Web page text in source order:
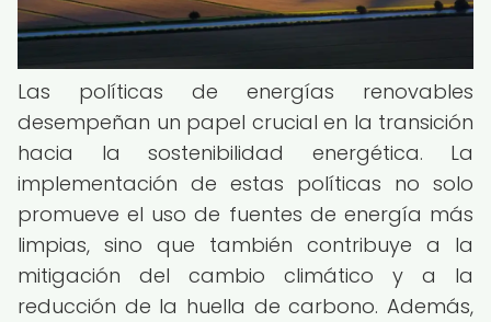
Las políticas de energías renovables
desempeñan un papel crucial en la transición
hacia la sostenibilidad energética. La
implementación de estas políticas no solo
promueve el uso de fuentes de energía más
limpias, sino que también contribuye a la
mitigación del cambio climático y a la
reducción de la huella de carbono. Además,